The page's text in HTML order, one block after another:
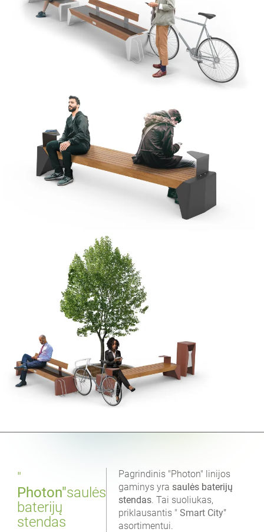
"
Photon"saulės
baterijų
stendas
Pagrindinis "Photon" linijos
gaminys yrasaulės baterijų
stendas . Tai suoliukas,
priklausantis "Smart City"
asortimentui.